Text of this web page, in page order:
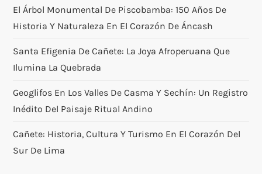
El Árbol Monumental De Piscobamba: 150 Años De
Historia Y Naturaleza En El Corazón De Áncash
Santa Efigenia De Cañete: La Joya Afroperuana Que
Ilumina La Quebrada
Geoglifos En Los Valles De Casma Y Sechín: Un Registro
Inédito Del Paisaje Ritual Andino
Cañete: Historia, Cultura Y Turismo En El Corazón Del
Sur De Lima